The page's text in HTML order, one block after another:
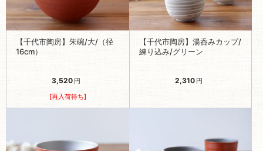
【千代市陶房】朱碗/大/（径
16cm）
3,520 円
[再入荷待ち]
【千代市陶房】湯呑みカップ/
練り込み/グリーン
2,310 円